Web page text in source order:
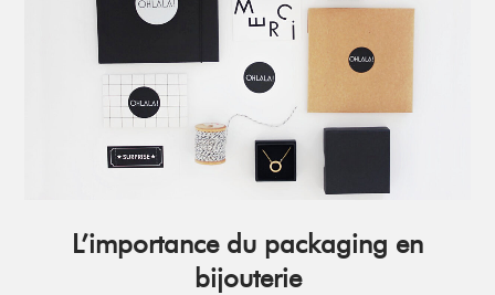
L’importance du packaging en
bijouterie